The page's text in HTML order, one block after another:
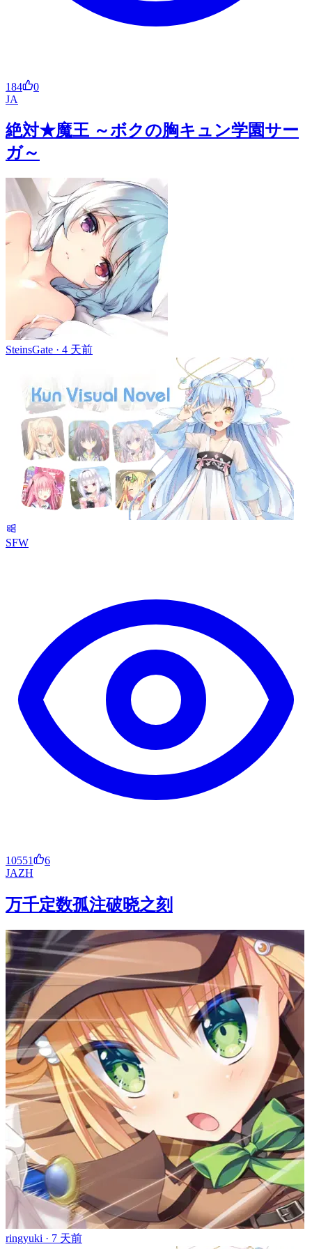
184
0
JA
絶対★魔王 ～ボクの胸キュン学園サー
ガ～
SteinsGate · 4 天前
SFW
10551
6
JAZH
万千定数孤注破晓之刻
ringyuki · 7 天前